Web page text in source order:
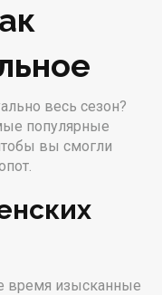
весь сезон?
популярные
вы смогли
время изысканные